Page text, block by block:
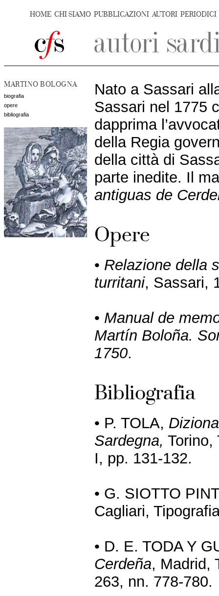
HOME CHI SIAMO PUBBLICAZIONI AUTORI PERIODICI
MARTINO BOLOGNA
biografia
opere
bibliografia
Nato a Sassari
Sassari nel 1775
dapprima
della Regia
della città di
parte inedite. Il
antiguas de
Opere
• Relazione della
turritani, Sassari,
• Manual de
Martín Boloña.
1750.
Bibliografia
• P. TOLA,
Sardegna, Torino,
I, pp. 131-132.
• G. SIOTTO
Cagliari,
• D. E. TODA Y
Cerdeña, Madrid,
263, nn. 778-780.